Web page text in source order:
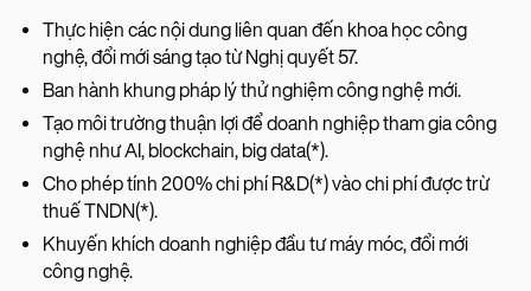
Thực hiện các nội dung liên quan đến khoa học công
nghệ, đổi mới sáng tạo từ Nghị quyết 57.
Ban hành khung pháp lý thử nghiệm công nghệ mới.
Tạo môi trường thuận lợi để doanh nghiệp tham gia công
nghệ như AI, blockchain, big data(*).
Cho phép tính 200% chi phí R&D(*) vào chi phí được trừ
thuế TNDN(*).
Khuyến khích doanh nghiệp đầu tư máy móc, đổi mới
công nghệ.